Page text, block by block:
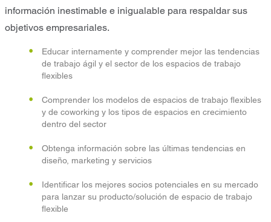
información inestimable e inigualable para respaldar sus
objetivos empresariales.
Educar internamente y comprender mejor las tendencias
de trabajo ágil y el sector de los espacios de trabajo
flexibles
Comprender los modelos de espacios de trabajo flexibles
y de coworking y los tipos de espacios en crecimiento
dentro del sector
Obtenga información sobre las últimas tendencias en
diseño, marketing y servicios
Identificar los mejores socios potenciales en su mercado
para lanzar su producto/solución de espacio de trabajo
flexible